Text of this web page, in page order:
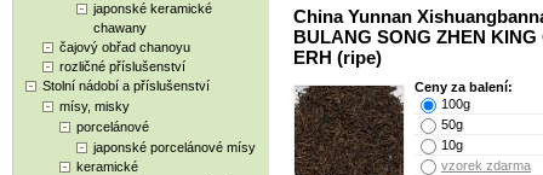
japonské keramické
chawany
čajový obřad chanoyu
rozličné příslušenství
Stolní nádobí a příslušenství
mísy, misky
porcelánové
japonské porcelánové mísy
keramické
China Yunnan
BULANG SONG ZHEN KING
ERH (ripe)
Ceny za balení:
100g
50g
10g
vzorek zdarma